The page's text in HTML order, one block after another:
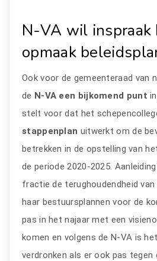
N-VA wil inspraak
opmaak
Ook voor de gemeenteraad van
de N-VA een bijkomend punt
stelt voor dat het
stappenplan uitwerkt om de
betrekken in de opstelling van
de periode 2020-2025.
fractie de terughoudendheid
haar bestuursplannen voor de
pas in het najaar met een
komen en volgens de N-VA is
verdronken als er ook pas tegen